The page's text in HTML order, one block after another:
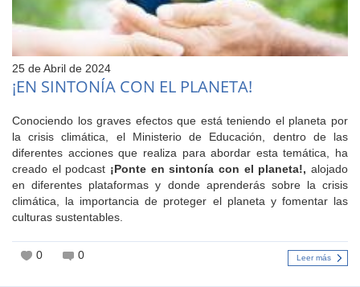
25 de Abril de 2024
¡EN SINTONÍA CON EL PLANETA!
Conociendo los graves efectos que está teniendo el planeta por
la crisis climática, el Ministerio de Educación, dentro de las
diferentes acciones que realiza para abordar esta temática, ha
creado el podcast ¡Ponte en sintonía con el planeta!, alojado
en diferentes plataformas y donde aprenderás sobre la crisis
climática, la importancia de proteger el planeta y fomentar las
culturas sustentables.
0 0 Leer más